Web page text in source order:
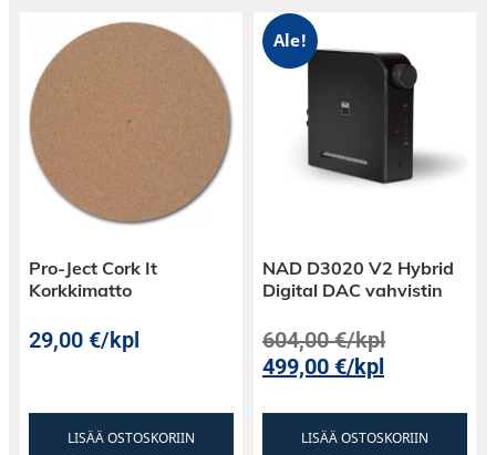
Pro-Ject Cork It
Korkkimatto
29,00€/kpl
LISÄÄ OSTOSKORIIN
Ale!
NAD D3020 V2 Hybrid
Digital DAC vahvistin
604,00€/kpl
499,00€/kpl
LISÄÄ OSTOSKORIIN